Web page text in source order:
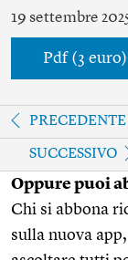
19 settembre
Pdf (3 euro)
PRECEDENTE
SUCCESSIVO
Oppure puoi
Chi si abbona
sulla nuova